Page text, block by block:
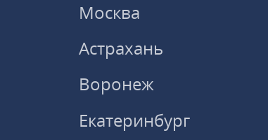
Москва
Астрахань
Воронеж
Екатеринбург